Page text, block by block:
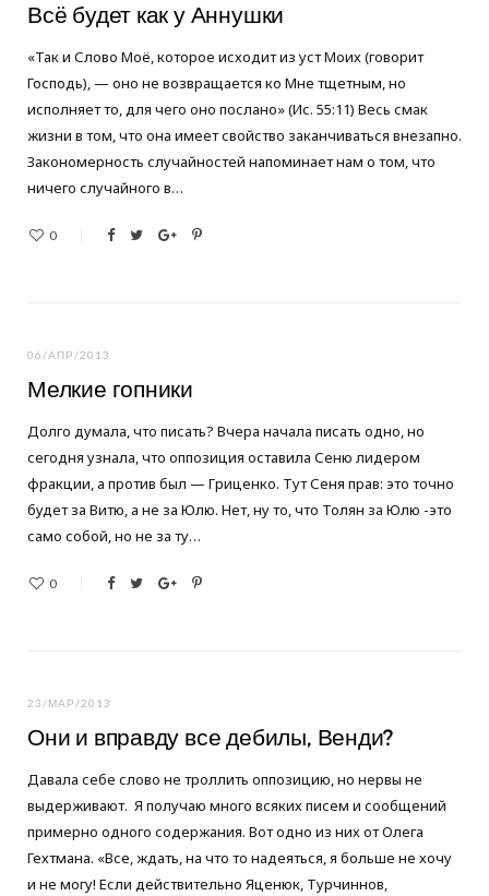
Всё будет как у Аннушки
«Так и Слово Моё, которое исходит из уст Моих (говорит
Господь), — оно не возвращается ко Мне тщетным, но
исполняет то, для чего оно послано» (Ис. 55:11) Весь смак
жизни в том, что она имеет свойство заканчиваться внезапно.
Закономерность случайностей напоминает нам о том, что
ничего случайного в…
0
06/АПР/2013
Мелкие гопники
Долго думала, что писать? Вчера начала писать одно, но
сегодня узнала, что оппозиция оставила Сеню лидером
фракции, а против был — Гриценко. Тут Сеня прав: это точно
будет за Витю, а не за Юлю. Нет, ну то, что Толян за Юлю -это
само собой, но не за ту…
0
23/МАР/2013
Они и вправду все дебилы, Венди?
Давала себе слово не троллить оппозицию, но нервы не
выдерживают. Я получаю много всяких писем и сообщений
примерно одного содержания. Вот одно из них от Олега
Гехтмана. «Все, ждать, на что то надеяться, я больше не хочу
и не могу! Если действительно Яценюк, Турчиннов,